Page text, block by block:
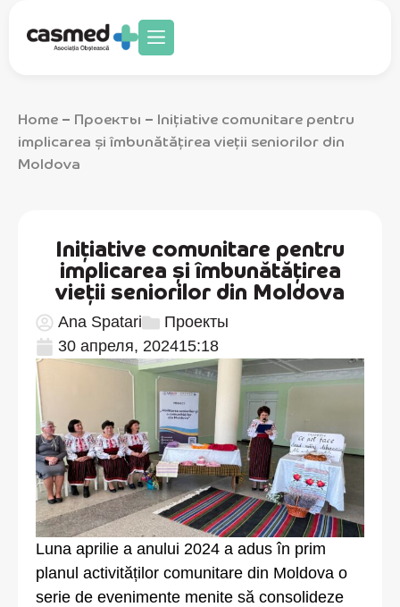
Home – Проекты – Inițiative comunitare pentru
implicarea și îmbunătățirea vieții seniorilor din
Moldova
Inițiative comunitare pentru
implicarea și îmbunătățirea
vieții seniorilor din Moldova
Ana Spatari
Проекты
30 апреля, 202415:18
Luna aprilie a anului 2024 a adus în prim
planul activităților comunitare din Moldova o
serie de evenimente menite să consolideze